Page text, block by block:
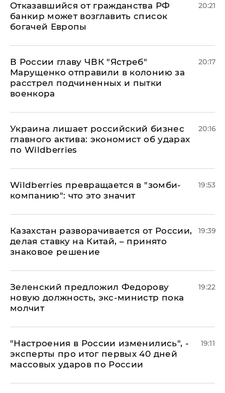
Отказавшийся от гражданства РФ
банкир может возглавить список
богачей Европы
20:21
В России главу ЧВК "Ястреб"
Марущенко отправили в колонию за
расстрел подчиненных и пытки
военкора
20:17
​Украина лишает российский бизнес
главного актива: экономист об ударах
по Wildberries
20:16
Wildberries превращается в "зомби-
компанию": что это значит
19:53
Казахстан разворачивается от России,
делая ставку на Китай, – принято
знаковое решение
19:39
Зеленский предложил Федорову
новую должность, экс-министр пока
молчит
19:22
"Настроения в России изменились", -
эксперты про итог первых 40 дней
массовых ударов по России
19:11